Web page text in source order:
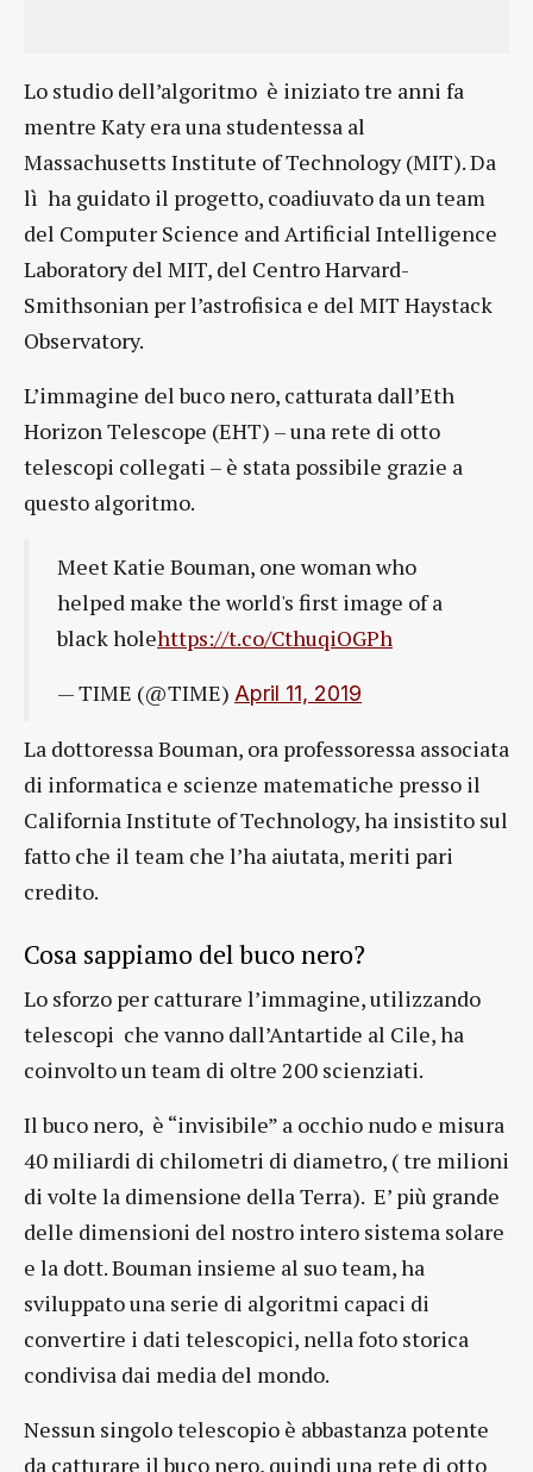
Lo studio dell’algoritmo è iniziato tre anni fa
mentre Katy era una studentessa al
Massachusetts Institute of Technology (MIT). Da
lì ha guidato il progetto, coadiuvato da un team
del Computer Science and Artificial Intelligence
Laboratory del MIT, del Centro Harvard-
Smithsonian per l’astrofisica e del MIT Haystack
Observatory.
L’immagine del buco nero, catturata dall’Eth
Horizon Telescope (EHT) – una rete di otto
telescopi collegati – è stata possibile grazie a
questo algoritmo.
Meet Katie Bouman, one woman who
helped make the world's first image of a
black holehttps://t.co/CthuqiOGPh
— TIME (@TIME) April 11, 2019
La dottoressa Bouman, ora professoressa associata
di informatica e scienze matematiche presso il
California Institute of Technology, ha insistito sul
fatto che il team che l’ha aiutata, meriti pari
credito.
Cosa sappiamo del buco nero?
Lo sforzo per catturare l’immagine, utilizzando
telescopi che vanno dall’Antartide al Cile, ha
coinvolto un team di oltre 200 scienziati.
Il buco nero, è “invisibile” a occhio nudo e misura
40 miliardi di chilometri di diametro, ( tre milioni
di volte la dimensione della Terra). E’ più grande
delle dimensioni del nostro intero sistema solare
e la dott. Bouman insieme al suo team, ha
sviluppato una serie di algoritmi capaci di
convertire i dati telescopici, nella foto storica
condivisa dai media del mondo.
Nessun singolo telescopio è abbastanza potente
da catturare il buco nero, quindi una rete di otto